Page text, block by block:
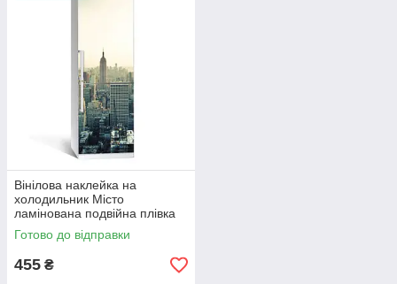
Вінілова наклейка на
холодильник Місто
ламінована подвійна плівка
самоклеюча 60х180 см
Happy Pocket Z180071
Готово до відправки
455 ₴